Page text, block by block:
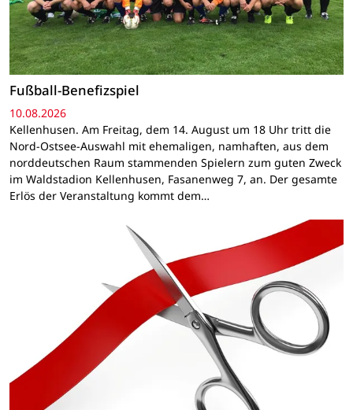
Fußball-Benefizspiel
10.08.2026
Kellenhusen. Am Freitag, dem 14. August um 18 Uhr tritt die
Nord-Ostsee-Auswahl mit ehemaligen, namhaften, aus dem
norddeutschen Raum stammenden Spielern zum guten Zweck
im Waldstadion Kellenhusen, Fasanenweg 7, an. Der gesamte
Erlös der Veranstaltung kommt dem…